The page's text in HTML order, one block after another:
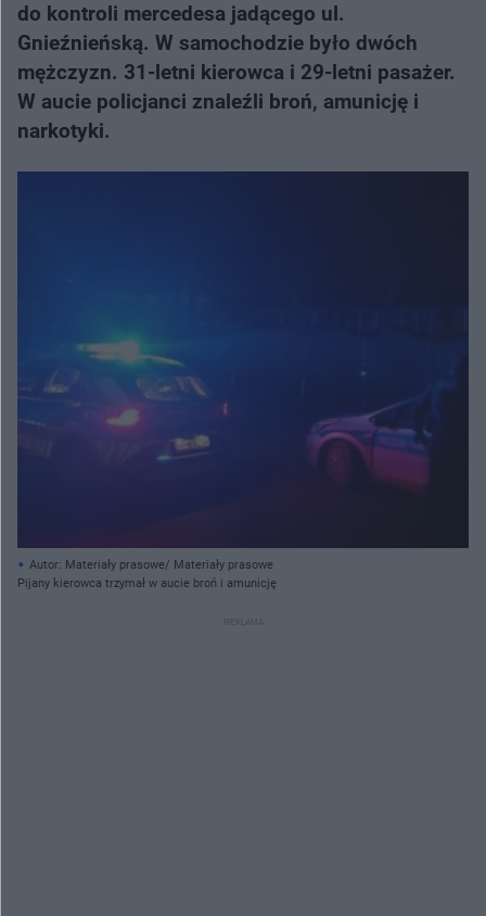
do kontroli mercedesa jadącego ul.
Gnieźnieńską. W samochodzie było dwóch
mężczyzn. 31-letni kierowca i 29-letni pasażer.
W aucie policjanci znaleźli broń, amunicję i
narkotyki.
Autor: Materiały prasowe/ Materiały prasowe
Pijany kierowca trzymał w aucie broń i amunicję